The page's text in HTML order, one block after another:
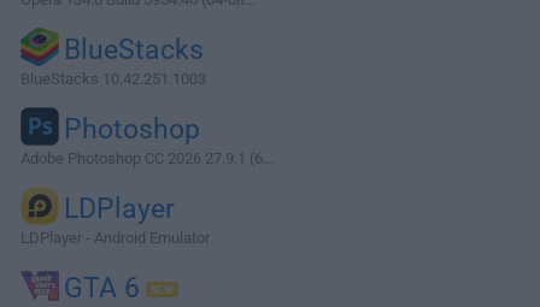
BlueStacks
BlueStacks 10.42.251.1003
Photoshop
Adobe Photoshop CC 2026 27.9.1 (6...
LDPlayer
LDPlayer - Android Emulator
GTA 6